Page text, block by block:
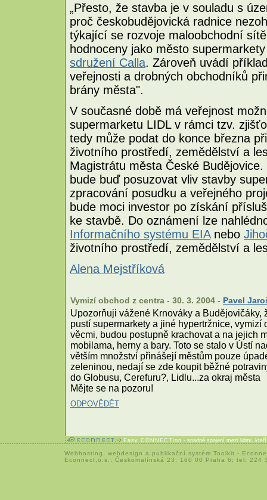
„Přesto, že stavba je v souladu s
proč českobudějovická radnice
týkající se rozvoje maloobchodní
hodnoceny jako město
sdružení Calla. Zároveň uvádí
veřejnosti a drobných obchodníků
brány města".
V současné době má veřejnost
supermarketu LIDL v rámci tzv.
tedy může podat do konce března
životního prostředí, zemědělství a
Magistrátu města České
bude buď posuzovat vliv stavby
zpracování posudku a veřejného
bude moci investor po získání
ke stavbě. Do oznámení lze
Informačního systému EIAnebo
životního prostředí, zemědělství a
Alena Mejstříková
Vymizí obchod z centra - 30. 3. 2004 - Pavel
Upozorňuji vážené Krnováky a Budějovičáky,
pustí supermarkety a jiné hypertržnice,
věcmi, budou postupně krachovat a na jejich
mobilama, herny a bary. Toto se stalo v Ústí
větším množství přinášejí městům pouze
zeleninou, nedají se zde koupit běžné
do Globusu, Cerefuru?, Lidlu...za okraj města
Mějte se na pozoru!
ODPOVĚDĚT
Easy CONNECTion - snadné spojení mezi lidmi,
Webhosting webdesign a publikační systém Toolkit -
Econnect,o.s.; Českomalínská 23; 160 00 Praha 6; tel: 224